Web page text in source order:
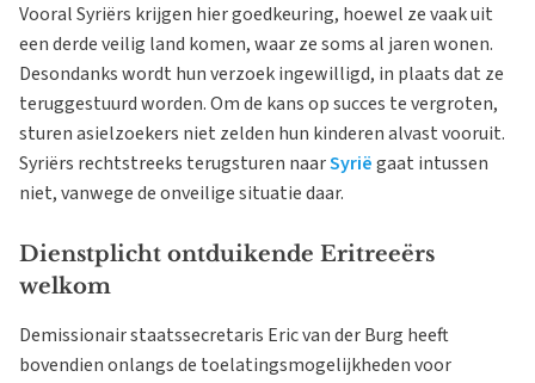
Vooral Syriërs krijgen hier goedkeuring, hoewel ze vaak uit
een derde veilig land komen, waar ze soms al jaren wonen.
Desondanks wordt hun verzoek ingewilligd, in plaats dat ze
teruggestuurd worden. Om de kans op succes te vergroten,
sturen asielzoekers niet zelden hun kinderen alvast vooruit.
Syriërs rechtstreeks terugsturen naarSyriëgaat intussen
niet, vanwege de onveilige situatie daar.
Dienstplicht ontduikende Eritreeërs
welkom
Demissionair staatssecretaris Eric van der Burg heeft
bovendien onlangs de toelatingsmogelijkheden voor